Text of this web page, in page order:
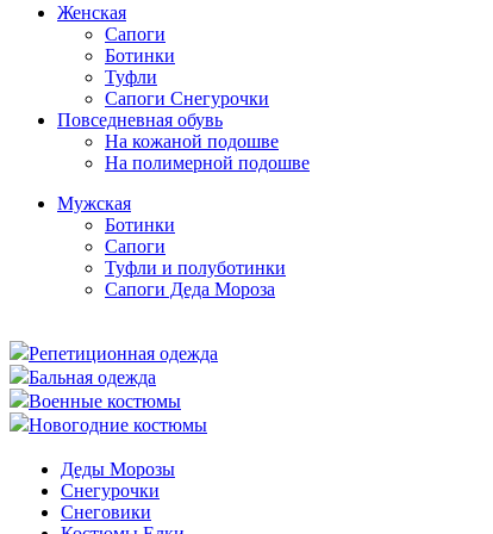
Женская
Сапоги
Ботинки
Туфли
Сапоги Снегурочки
Повседневная обувь
На кожаной подошве
На полимерной подошве
Мужская
Ботинки
Сапоги
Туфли и полуботинки
Сапоги Деда Мороза
Репетиционная одежда
Бальная одежда
Военные костюмы
Новогодние костюмы
Деды Морозы
Снегурочки
Снеговики